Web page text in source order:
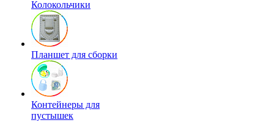
Колокольчики
Планшет для сборки
Контейнеры для
пустышек